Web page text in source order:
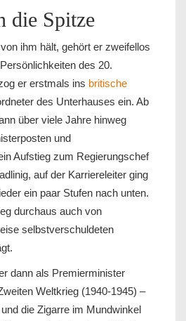
die Spitze
ihm hält, gehört er zweifellos
des 20.
er erstmals ins britische
des Unterhauses ein. Ab
über viele Jahre hinweg
und
Aufstieg zum Regierungschef
auf der Karriereleiter ging
ein paar Stufen nach unten.
durchaus auch von
selbstverschuldeten
dann als Premierminister
Weltkrieg (1940-1945) –
die Zigarre im Mundwinkel